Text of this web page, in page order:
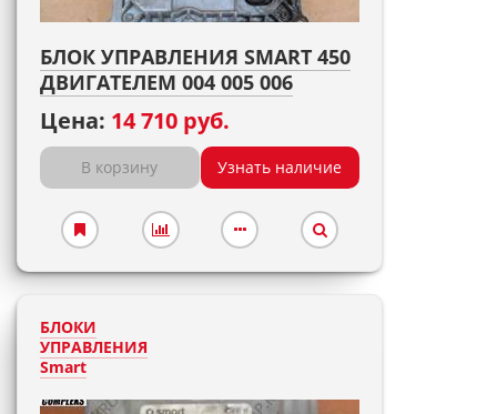
БЛОК УПРАВЛЕНИЯ SMART 450
ДВИГАТЕЛЕМ 004 005 006
Цена: 14 710 руб.
В корзину Узнать наличие
БЛОКИ
УПРАВЛЕНИЯ
Smart